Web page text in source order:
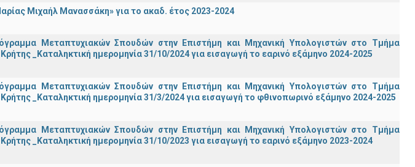
Μιχαήλ Μανασσάκη» για το ακαδ. έτος 2023-2024
Μεταπτυχιακών Σπουδών στην Επιστήμη και Μηχανική Υπολογιστών στο Τμήμα
_Καταληκτική ημερομηνία 31/10/2024 για εισαγωγή το εαρινό εξάμηνο 2024-2025
Μεταπτυχιακών Σπουδών στην Επιστήμη και Μηχανική Υπολογιστών στο Τμήμα
_Καταληκτική ημερομηνία 31/3/2024 για εισαγωγή το φθινοπωρινό εξάμηνο 2024-2025
Μεταπτυχιακών Σπουδών στην Επιστήμη και Μηχανική Υπολογιστών στο Τμήμα
_Καταληκτική ημερομηνία 31/10/2023 για εισαγωγή το εαρινό εξάμηνο 2023-2024